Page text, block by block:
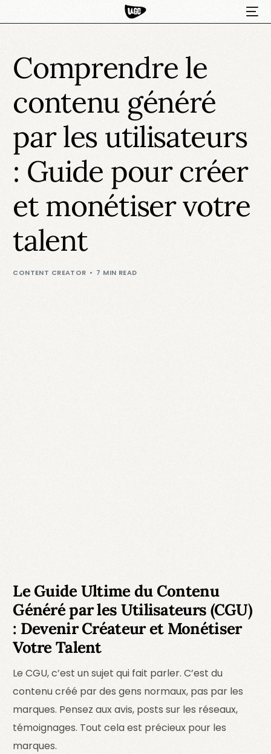
Comprendre le
contenu généré
par les utilisateurs
: Guide pour créer
et monétiser votre
talent
CONTENT CREATOR 7 MIN READ
Le Guide Ultime du Contenu
Généré par les Utilisateurs (CGU)
: Devenir Créateur et Monétiser
Votre Talent
Le CGU, c’est un sujet qui fait parler. C’est du
contenu créé par des gens normaux, pas par les
marques. Pensez aux avis, posts sur les réseaux,
témoignages. Tout cela est précieux pour les
marques.
HOT